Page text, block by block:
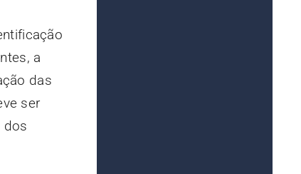
a
das
ser
dos